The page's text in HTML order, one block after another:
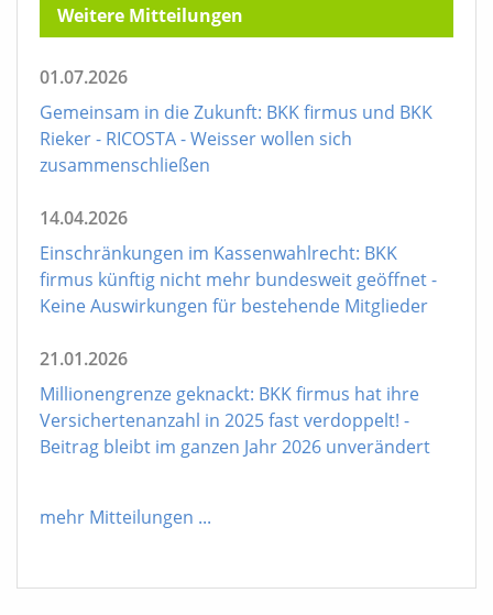
Weitere Mitteilungen
01.07.2026
Gemeinsam in die Zukunft: BKK firmus und BKK
Rieker - RICOSTA - Weisser wollen sich
zusammenschließen
14.04.2026
Einschränkungen im Kassenwahlrecht: BKK
firmus künftig nicht mehr bundesweit geöffnet -
Keine Auswirkungen für bestehende Mitglieder
21.01.2026
Millionengrenze geknackt: BKK firmus hat ihre
Versichertenanzahl in 2025 fast verdoppelt! -
Beitrag bleibt im ganzen Jahr 2026 unverändert
mehr Mitteilungen ...